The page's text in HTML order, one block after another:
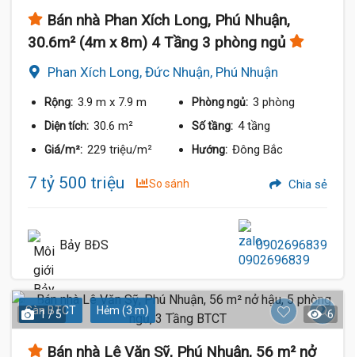
Bán nhà Phan Xích Long, Phú Nhuận,
30.6m² (4m x 8m) 4 Tầng 3 phòng ngủ
Phan Xích Long, Đức Nhuận, Phú Nhuận
Rộng: 3.9 m x 7.9 m Phòng ngủ: 3 phòng
Diện tích: 30.6 m² Số tầng: 4 tầng
Giá/m²: 229 triệu/m² Hướng: Đông Bắc
7 tỷ 500 triệu So sánh Chia sẻ
Bảy BĐS 0902696839
Sàn BTCT Hẻm (3 m)
1 / 5 6
Bán nhà Lê Văn Sỹ, Phú Nhuận, 56 m² nở